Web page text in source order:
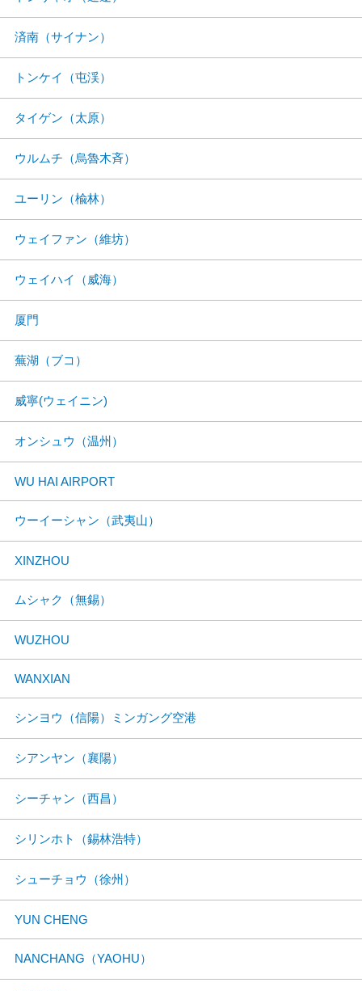
済南（サイナン）
トンケイ（屯渓）
タイゲン（太原）
ウルムチ（烏魯木斉）
ユーリン（楡林）
ウェイファン（維坊）
ウェイハイ（威海）
厦門
蕪湖（ブコ）
威寧(ウェイニン)
オンシュウ（温州）
WU HAI AIRPORT
ウーイーシャン（武夷山）
XINZHOU
ムシャク（無錫）
WUZHOU
WANXIAN
シンヨウ（信陽）ミンガング空港
シアンヤン（襄陽）
シーチャン（西昌）
シリンホト（錫林浩特）
シューチョウ（徐州）
YUN CHENG
NANCHANG（YAOHU）